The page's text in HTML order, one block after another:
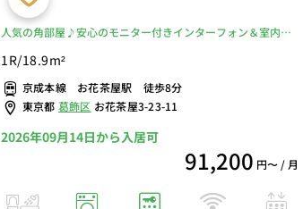
人気の角部屋♪安心のモニター付きインターフォン＆室内洗
高砂駅や京成船橋駅へダイレクトアクセス■選べるWi-Fi格安
レンタル中！
1R/18.9m²
京成本線 お花茶屋駅 徒歩8分
東京都 葛飾区 お花茶屋3-23-11
2026年09月14日から入居可
91,200 円〜 / 月